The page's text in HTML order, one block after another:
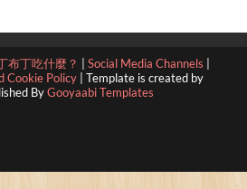
布丁吃什麼？ | Social Media Channels |
Cookie Policy | Template is created by
ByGooyaabi Templates